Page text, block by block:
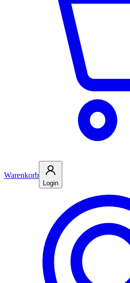
Warenkorb
Login